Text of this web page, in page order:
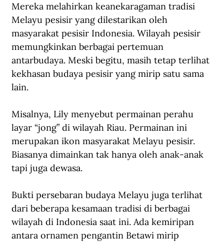
Mereka melahirkan keanekaragaman tradisi
Melayu pesisir yang dilestarikan oleh
masyarakat pesisir Indonesia. Wilayah pesisir
memungkinkan berbagai pertemuan
antarbudaya. Meski begitu, masih tetap terlihat
kekhasan budaya pesisir yang mirip satu sama
lain.
Misalnya, Lily menyebut permainan perahu
layar “jong” di wilayah Riau. Permainan ini
merupakan ikon masyarakat Melayu pesisir.
Biasanya dimainkan tak hanya oleh anak-anak
tapi juga dewasa.
Bukti persebaran budaya Melayu juga terlihat
dari beberapa kesamaan tradisi di berbagai
wilayah di Indonesia saat ini. Ada kemiripan
antara ornamen pengantin Betawi mirip